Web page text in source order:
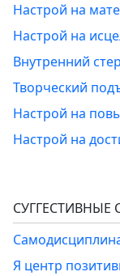
Настрой на
Настрой на
Внутренний
Творческий
Настрой на
Настрой на
СУГГЕСТИВНЫЕ
Я центр